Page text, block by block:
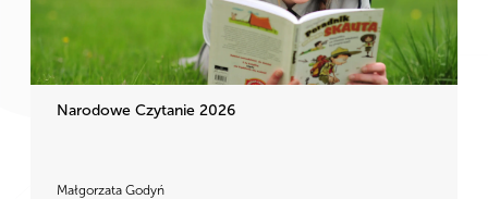
Narodowe Czytanie 2026
Małgorzata Godyń